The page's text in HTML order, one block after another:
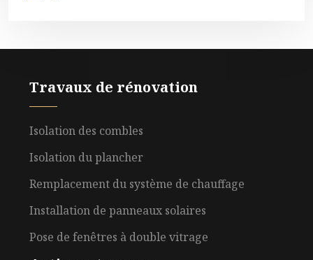
Travaux de rénovation
Isolation des combles
Isolation du plancher
Remplacement du système de chauffage
Installation de panneaux solaires
Pose de fenêtres à double vitrage